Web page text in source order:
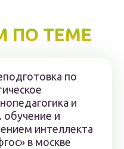
ПО ТЕМЕ
по
и
обучение и
интеллекта
в москве